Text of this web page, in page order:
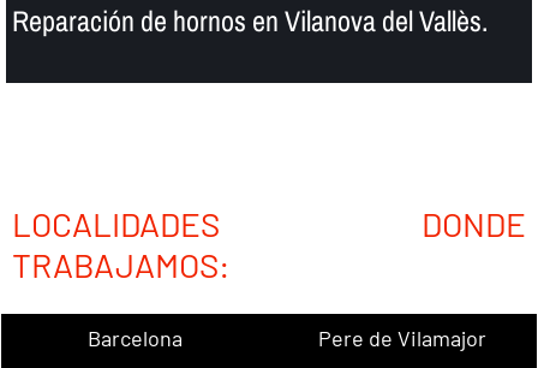
Reparación de hornos en Vilanova del Vallès.
LOCALIDADES DONDE
TRABAJAMOS:
Barcelona
Pere de Vilamajor